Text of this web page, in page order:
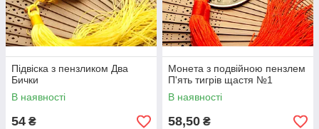
Підвіска з пензликом Два
Бички
В наявності
54 ₴
Монета з подвійною пензлем
П'ять тигрів щастя №1
В наявності
58,50 ₴